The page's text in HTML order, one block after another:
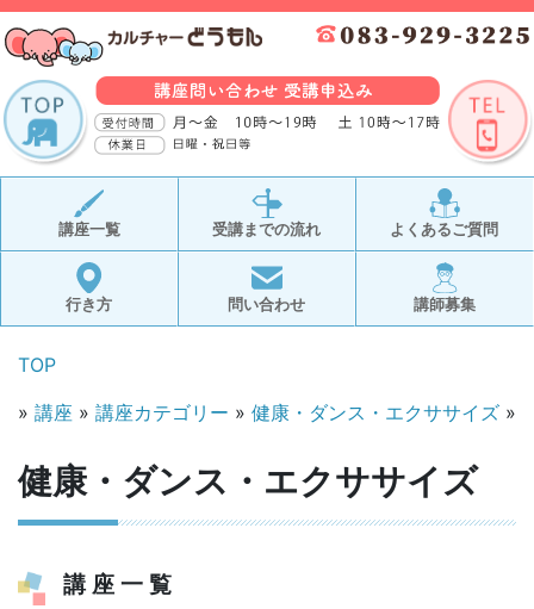
講座一覧 受講までの流れ よくあるご質問
行き方 問い合わせ 講師募集
TOP
» 講座 » 講座カテゴリー » 健康・ダンス・エクササイズ »
健康・ダンス・エクササイズ
講座一覧